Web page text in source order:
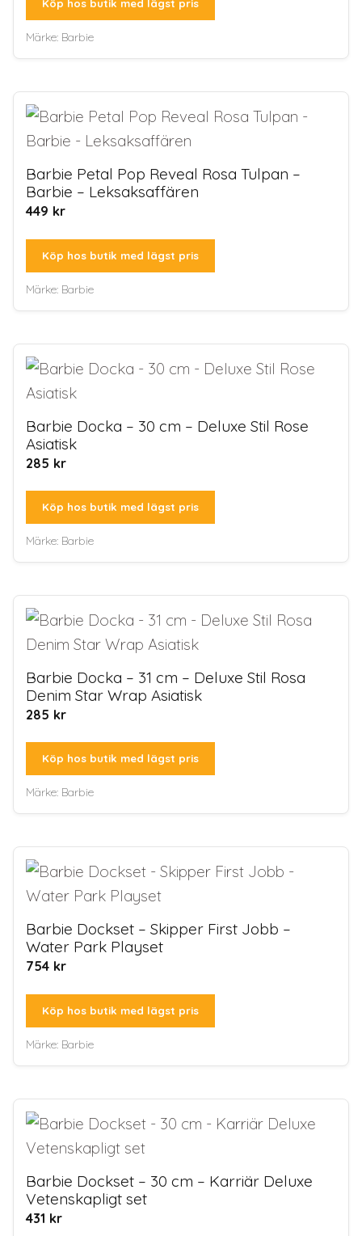
Köp hos butik med lägst pris
Märke: Barbie
Barbie Petal Pop Reveal Rosa Tulpan –
Barbie – Leksaksaffären
449 kr
Köp hos butik med lägst pris
Märke: Barbie
Barbie Docka – 30 cm – Deluxe Stil Rose
Asiatisk
285 kr
Köp hos butik med lägst pris
Märke: Barbie
Barbie Docka – 31 cm – Deluxe Stil Rosa
Denim Star Wrap Asiatisk
285 kr
Köp hos butik med lägst pris
Märke: Barbie
Barbie Dockset – Skipper First Jobb –
Water Park Playset
754 kr
Köp hos butik med lägst pris
Märke: Barbie
Barbie Dockset – 30 cm – Karriär Deluxe
Vetenskapligt set
431 kr